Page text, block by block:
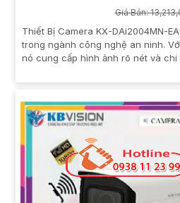
Giá Bán:
Thiết Bị Camera KX-DAi2004MN-
trong ngành công nghệ an ninh.
nó cung cấp hình ảnh rõ nét và chi